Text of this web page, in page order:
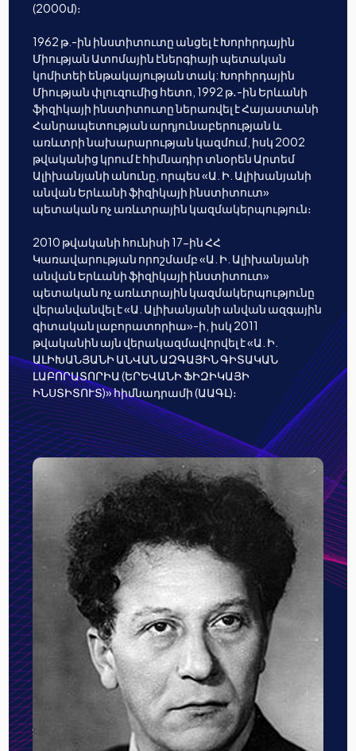
(2000մ)։
1962 թ.-ին ինստիտուտը անցել է Խորհրդային
Միության Ատոմային էներգիայի պետական
կոմիտեի ենթակայության տակ: Խորհրդային
Միության փլուզումից հետո, 1992 թ․-ին Երևանի
ֆիզիկայի ինստիտուտը ներառվել է Հայաստանի
Հանրապետության արդյունաբերության և
առևտրի նախարարության կազմում, իսկ 2002
թվականից կրում է հիմնադիր տնօրեն Արտեմ
Ալիխանյանի անունը, որպես «Ա. Ի. Ալիխանյանի
անվան Երևանի ֆիզիկայի ինստիտուտ»
պետական ոչ առևտրային կազմակերպություն։
2010 թվականի հունիսի 17-ին ՀՀ
Կառավարության որոշմամբ «Ա. Ի. Ալիխանյանի
անվան Երևանի ֆիզիկայի ինստիտուտ»
պետական ոչ առևտրային կազմակերպությունը
վերանվանվել է «Ա. Ալիխանյանի անվան ազգային
գիտական լաբորատորիա»-ի, իսկ 2011
թվականին այն վերակազմավորվել է «Ա. Ի.
ԱԼԻԽԱՆՅԱՆԻ ԱՆՎԱՆ ԱԶԳԱՅԻՆ ԳԻՏԱԿԱՆ
ԼԱԲՈՐԱՏՈՐԻԱ (ԵՐԵՎԱՆԻ ՖԻԶԻԿԱՅԻ
ԻՆՍՏԻՏՈՒՏ)» հիմնադրամի (ԱԱԳԼ)։